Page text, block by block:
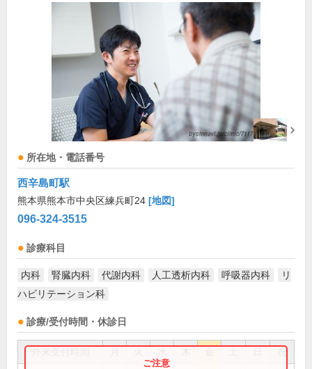
所在地・電話番号
西辛島町駅
熊本県熊本市中央区練兵町24 [地図]
096-324-3515
診療科目
内科 腎臓内科 代謝内科 人工透析内科 呼吸器内科
リ
ハビリテーション科
診療/受付時間・休診日
祝